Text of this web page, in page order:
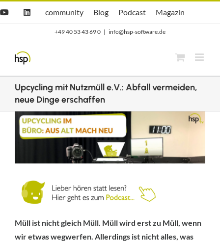
YouTubeLinkedIn
Hsp
community
community
hsp
Blog
Blog Opti.Cast
Podcast Opti.Mag
Magazin
+49 40 53 43 69 0 | info@hsp-software.de
Upcycling mit Nutzmüll e.V.: Abfall vermeiden,
neue Dinge erschaffen
Zeige
grösseres
Müll ist nicht gleich Müll. Müll wird erst zu Müll, wenn
wir etwas wegwerfen. Allerdings ist nicht alles, was